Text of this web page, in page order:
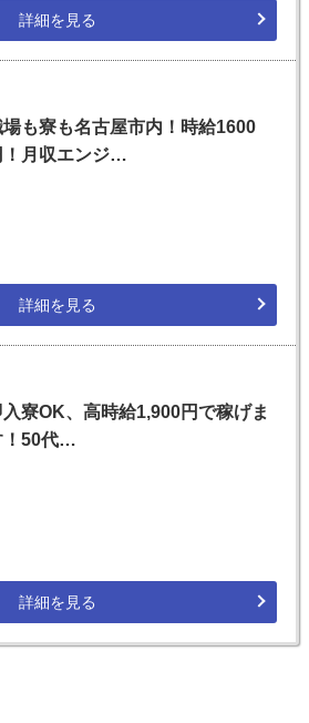
詳細を見る
場も寮も名古屋市内！時給1600
！月収エンジ…
詳細を見る
入寮OK、高時給1,900円で稼げま
！50代…
詳細を見る